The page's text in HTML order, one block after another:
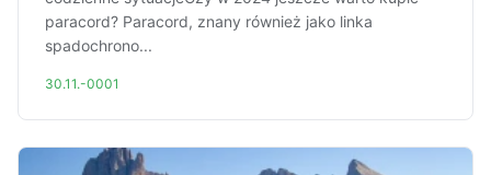
paracord? Paracord, znany również jako linka
spadochrono...
30.11.-0001